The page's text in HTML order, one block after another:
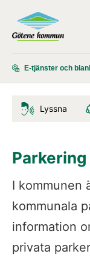
E-tjänster och
Lyssna
Parkering
I kommunen
kommunala
information
privata